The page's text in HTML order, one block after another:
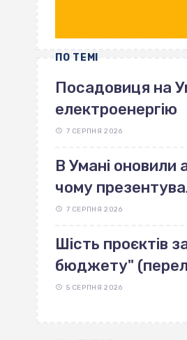
ПО ТЕМІ
Посадовиця на
електроенергію
7 СЕРПНЯ 2026
В Умані оновили
чому
7 СЕРПНЯ 2026
Шість проєктів
бюджету"
5 СЕРПНЯ 2026